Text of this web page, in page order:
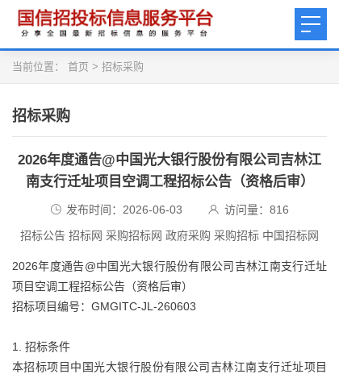
当前位置： 首页 > 招标采购
招标采购
2026年度通告@中国光大银行股份有限公司吉林江
南支行迁址项目空调工程招标公告（资格后审）
发布时间：2026-06-03 访问量： 816
招标公告 招标网 采购招标网 政府采购 采购招标 中国招标网
2026年度通告@中国光大银行股份有限公司吉林江南支行迁址
项目空调工程招标公告（资格后审）
招标项目编号：GMGITC-JL-260603
1. 招标条件
本招标项目中国光大银行股份有限公司吉林江南支行迁址项目